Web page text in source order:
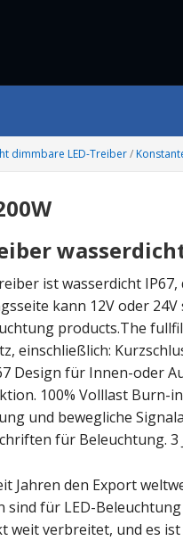
dimmbare LED-Treiber/
ist wasserdicht
kann 12V oder
products.The
einschließlich:
Design für Innen-oder
100% Volllast Burn-
und bewegliche
für Beleuchtung. 3
Jahren den Export
sind für LED-
weit verbreitet, und es